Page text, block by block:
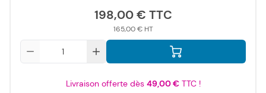
198,00 €
165,00 €
Livraison offerte dès 49,00 €TTC !